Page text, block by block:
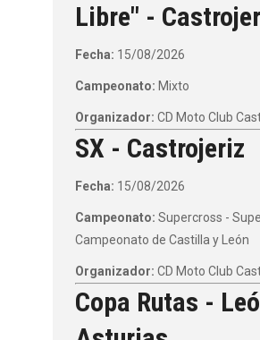
Libre" -
Fecha: 15/08/2026
Campeonato: Mixto
Organizador: CD Moto Club
SX - Castrojeriz
Fecha: 15/08/2026
Campeonato: Supercross -
Campeonato de Castilla y León
Organizador: CD Moto Club
Copa Rutas -